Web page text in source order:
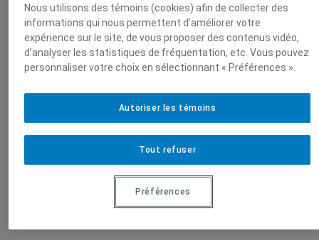
Alex MacLeod Évelyne Dufault
F. Guillaume Dufour
Sur le même sujet
Le professeur Alex Macleod parle de la
visite du Prince Charles à la télévision de
Nous utilisons des témoins (cookies) afin de collecter des
informations qui nous permettent d’améliorer votre
expérience sur le site, de vous proposer des contenus vidéo,
d’analyser les statistiques de fréquentation, etc. Vous pouvez
personnaliser votre choix en sélectionnant « Préférences ».
Tout refuser
Autoriser les témoins
Préférences